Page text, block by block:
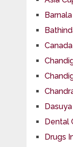
Barnala
Dasuya
Dental
Drugs